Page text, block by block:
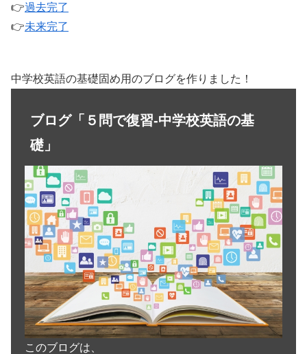
👉過去完了
👉未来完了
中学校英語の基礎固め用のブログを作りました！
ブログ「５問で復習-中学校英語の基
礎」
このブログは、